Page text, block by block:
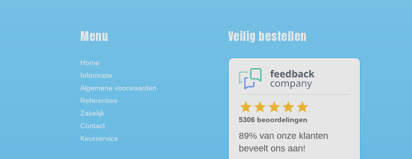
Menu
Home
Informatie
Algemene voorwaarden
Referenties
Zakelijk
Contact
Keurservice
Veilig bestellen
starstarstarstarstar
5306 beoordelingen
89% van onze klanten
beveelt ons aan!